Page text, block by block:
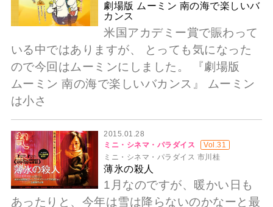
劇場版 ムーミン 南の海で楽しいバ
カンス
米国アカデミー賞で賑わって
いる中ではありますが、 とっても気になった
ので今回はムーミンにしました。 『劇場版
ムーミン 南の海で楽しいバカンス』 ムーミン
は小さ
2015.01.28
ミニ・シネマ・パラダイス
Vol.31
ミニ・シネマ・パラダイス 市川桂
薄氷の殺人
1月なのですが、暖かい日も
あったりと、今年は雪は降らないのかなーと最